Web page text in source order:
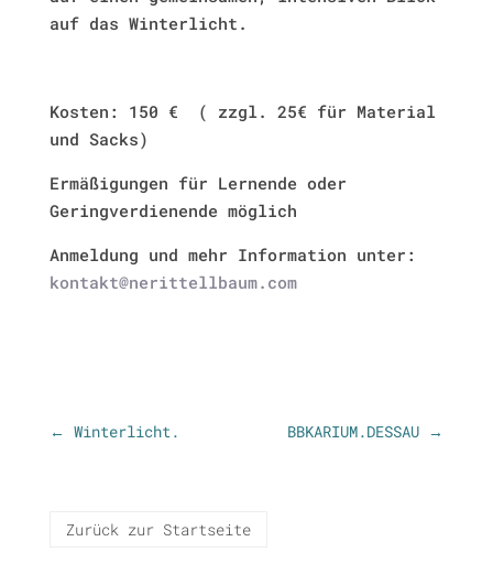
auf das Winterlicht.
Kosten: 150 €
( zzgl. 25€ für Material
und Sacks)
Ermäßigungen für Lernende oder
Geringverdienende möglich
Anmeldung und mehr Information unter:
kontakt@nerittellbaum.com
← Winterlicht. BBKARIUM.DESSAU →
Zurück zur Startseite